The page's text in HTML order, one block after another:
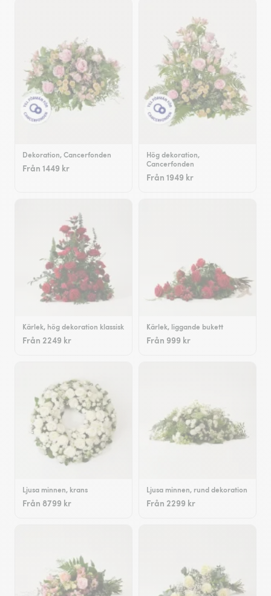
Dekoration, Cancerfonden
Från 1449 kr
Hög dekoration,
Cancerfonden
Från 1949 kr
Kärlek, hög dekoration klassisk
Från 2249 kr
Kärlek, liggande bukett
Från 999 kr
Ljusa minnen, krans
Från 8799 kr
Ljusa minnen, rund dekoration
Från 2299 kr